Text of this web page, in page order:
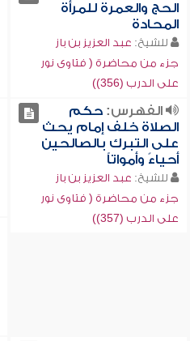
الحج والعمرة للمرأة
المحادة
للشيخ: عبد العزيز بن باز
جزء من محاضرة ( فتاوى نور
على الدرب (356))
الفهرس:حكم
الصلاة خلف إمام يحث
على التبرك بالصالحين
أحياءً وأمواتاً
للشيخ: عبد العزيز بن باز
جزء من محاضرة ( فتاوى نور
على الدرب (357))